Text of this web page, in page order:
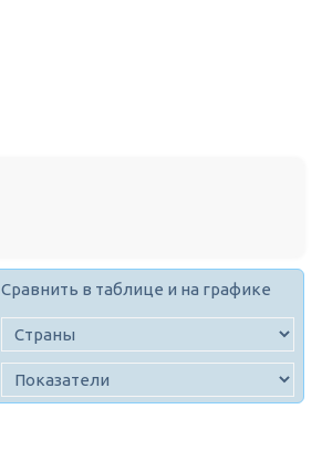
Сравнить в таблице и на графике